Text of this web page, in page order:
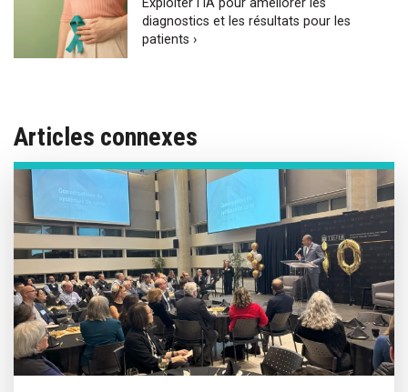
diagnostics et les résultats pour les
patients ›
Articles connexes